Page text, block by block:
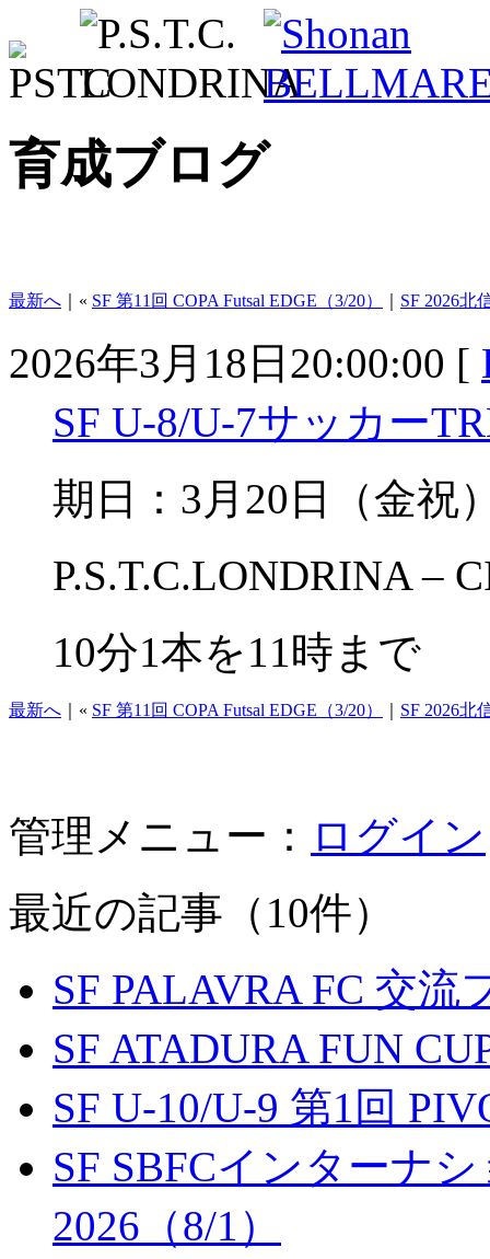
育成ブログ
最新へ ｜« SF 第11回 COPA Futsal EDGE（3/20） SF 2026北
2026年3月18日20:00:00 [
SF U-8/U-7サッカー
期日：3月20日（金
P.S.T.C.LONDRINA –
10分1本を11時まで
最新へ ｜« SF 第11回 COPA Futsal EDGE（3/20） SF 2026北
管理メニュー： ログイン
最近の記事（10件）
SF PALAVRA FC 交
SF ATADURA FUN
SF U-10/U-9 第1回
SF SBFCインターナ
2026（8/1）